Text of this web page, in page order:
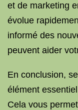
et de marketing
évolue
informé des
peuvent aider
En conclusion,
élément
Cela vous